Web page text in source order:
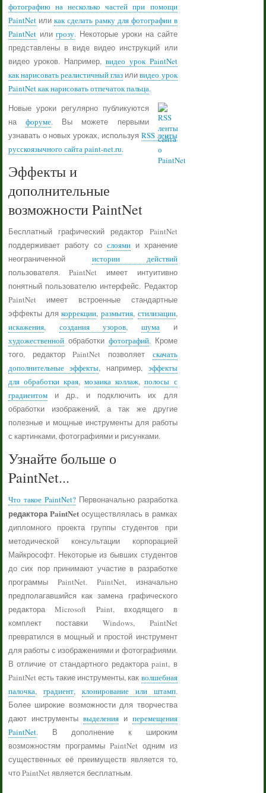
фотографию на несколько частей при помощи
PaintNetили как сделать рамку для фотографии в
PaintNetилигрозу. Некоторые уроки на сайте
представлены в виде видео инструкций или
видео уроков. Например, видео урок PaintNet
как нарисовать реалистичный глаз иливидео урок
PaintNet как нарисовать отпечаток пальца.
Новые уроки регулярно публикуются
нафоруме. Вы можете первыми
узнавать о новых уроках, используя RSS ленты
русскоязычного сайта paint-net.ru.
Эффекты и
дополнительные
возможности PaintNet
Бесплатный графический редактор PaintNet
поддерживает работу со слоямии хранение
неограниченной истории действий
пользователя. PaintNet имеет интуитивно
понятный пользователю интерфейс. Редактор
PaintNet имеет встроенные стандартные
эффекты длякоррекции, размытия, стилизации,
искажения, создания узоров, шумаи
художественнойобработки фотографий. Кроме
того, редактор PaintNet позволяет скачать
дополнительные эффекты, например, эффекты
для обработки края,мозаика коллаж,полосы с
градиентоми др., и подключить их для
обработки изображений, а так же другие
полезные и мощные инструменты для работы
с картинками, фотографиями и рисунками.
Узнайте больше о
PaintNet...
Что такое PaintNet?Первоначально разработка
редактора PaintNet осуществлялась в рамках
дипломного проекта группы студентов при
методической консультации корпорацией
Майкрософт. Некоторые из бывших студентов
до сих пор принимают участие в разработке
программы PaintNet. PaintNet, изначально
предполагавшийся как замена графического
редактора Microsoft Paint, входящего в
комплект поставки Windows, PaintNet
превратился в мощный и простой инструмент
для работы с изображениями и фотографиями.
В отличие от стандартного редактора paint, в
PaintNet есть такие инструменты, как волшебная
палочка, градиент, клонирование или штамп.
Более широкие возможности для творчества
дают инструменты выделенияи перемещения
PaintNet. В дополнение к широким
возможностям программы PaintNet одним из
существенных её преимуществ является то,
что PaintNet является бесплатным.